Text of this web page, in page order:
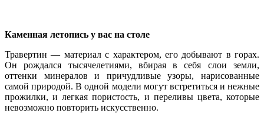
Каменная летопись у вас на столе
Травертин — материал с характером, его добывают в горах.
Он рождался тысячелетиями, вбирая в себя слои земли,
оттенки минералов и причудливые узоры, нарисованные
самой природой. В одной модели могут встретиться и нежные
прожилки, и легкая пористость, и переливы цвета, которые
невозможно повторить искусственно.